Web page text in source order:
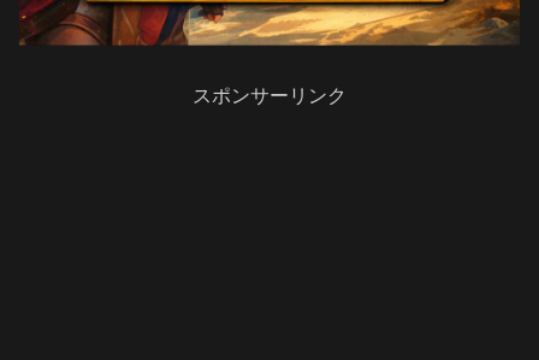
スポンサーリンク